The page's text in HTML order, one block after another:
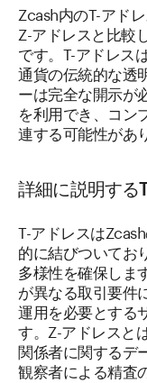
Zcash内のT-アド
Z-アドレスと比較
です。T-アドレス
通貨の伝統的な透
ーは完全な開示が
を利用でき、コン
連する可能性があ
詳細に説明する
T-アドレスは
的に結びついてお
多様性を確保しま
が異なる取引要件
運用を必要とする
す。Z-アドレスと
関係者に関するデ
観察者による精査